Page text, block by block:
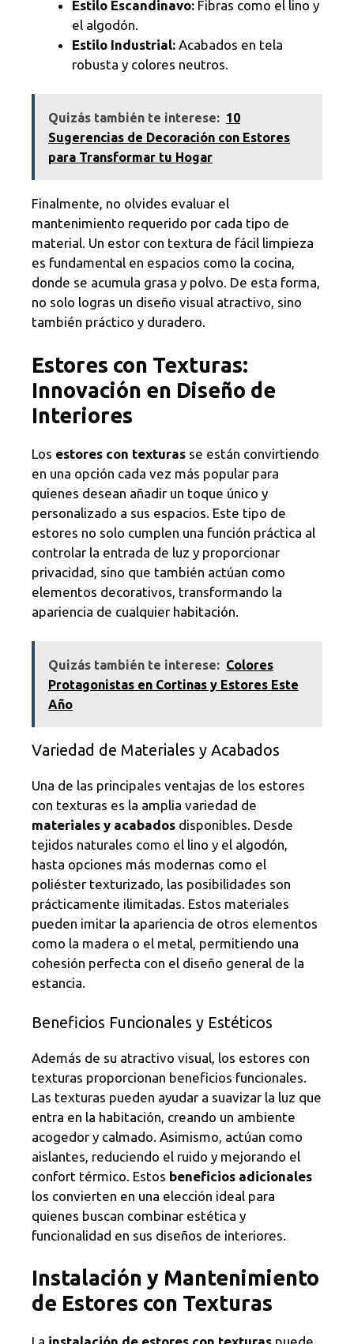
Estilo Escandinavo: Fibras como el lino y
el algodón.
Estilo Industrial: Acabados en tela
robusta y colores neutros.
Quizás también te interese: 10
Sugerencias de Decoración con Estores
para Transformar tu Hogar
Finalmente, no olvides evaluar el
mantenimiento requerido por cada tipo de
material. Un estor con textura de fácil limpieza
es fundamental en espacios como la cocina,
donde se acumula grasa y polvo. De esta forma,
no solo logras un diseño visual atractivo, sino
también práctico y duradero.
Estores con Texturas:
Innovación en Diseño de
Interiores
Los estores con texturas se están convirtiendo
en una opción cada vez más popular para
quienes desean añadir un toque único y
personalizado a sus espacios. Este tipo de
estores no solo cumplen una función práctica al
controlar la entrada de luz y proporcionar
privacidad, sino que también actúan como
elementos decorativos, transformando la
apariencia de cualquier habitación.
Quizás también te interese: Colores
Protagonistas en Cortinas y Estores Este
Año
Variedad de Materiales y Acabados
Una de las principales ventajas de los estores
con texturas es la amplia variedad de
materiales y acabados disponibles. Desde
tejidos naturales como el lino y el algodón,
hasta opciones más modernas como el
poliéster texturizado, las posibilidades son
prácticamente ilimitadas. Estos materiales
pueden imitar la apariencia de otros elementos
como la madera o el metal, permitiendo una
cohesión perfecta con el diseño general de la
estancia.
Beneficios Funcionales y Estéticos
Además de su atractivo visual, los estores con
texturas proporcionan beneficios funcionales.
Las texturas pueden ayudar a suavizar la luz que
entra en la habitación, creando un ambiente
acogedor y calmado. Asimismo, actúan como
aislantes, reduciendo el ruido y mejorando el
confort térmico. Estos beneficios adicionales
los convierten en una elección ideal para
quienes buscan combinar estética y
funcionalidad en sus diseños de interiores.
Instalación y Mantenimiento
de Estores con Texturas